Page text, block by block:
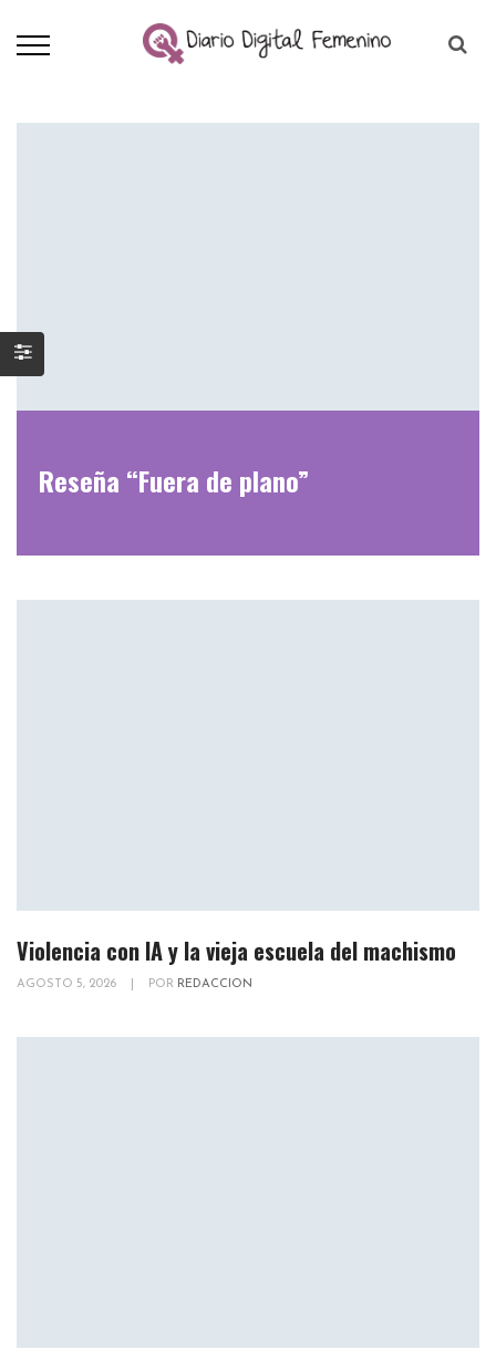
Reseña “Fuera de plano”
Violencia con IA y la vieja escuela del machismo
AGOSTO 5, 2026 POR REDACCION